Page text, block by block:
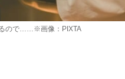
ので……※画像：PIXTA